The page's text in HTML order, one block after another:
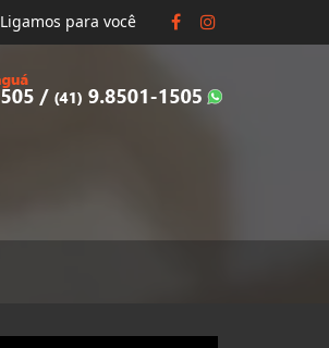
Ligamos para você